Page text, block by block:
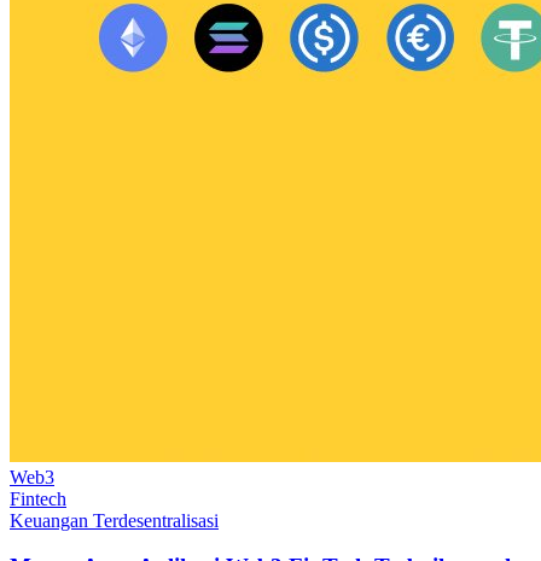
Web3
Fintech
Keuangan Terdesentralisasi